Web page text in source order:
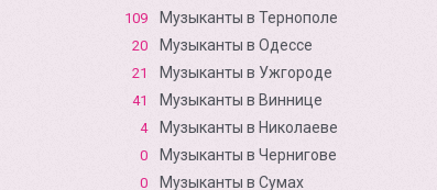
109 Музыканты в Тернополе
20 Музыканты в Одессе
21 Музыканты в Ужгороде
41 Музыканты в Виннице
4 Музыканты в Николаеве
0 Музыканты в Чернигове
0 Музыканты в Сумах